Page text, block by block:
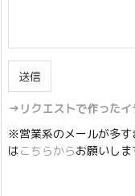
→リクエストで作ったイ
※営業系のメールが多す
はこちらからお願いしま